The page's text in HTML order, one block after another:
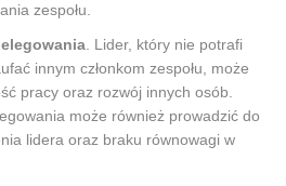
zespołu.
. Lider, który nie potrafi
innym członkom zespołu, może
pracy oraz rozwój innych osób.
może również prowadzić do
lidera oraz braku równowagi w